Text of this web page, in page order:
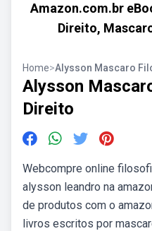
Amazon.com.br
Direito,
Home>Alysson Mascaro
Alysson
Direito
Webcompre online
alysson leandro na
de produtos com o
livros escritos por